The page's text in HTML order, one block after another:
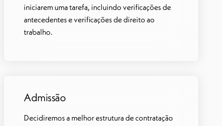
iniciarem uma tarefa, incluindo verificações de
antecedentes e verificações de direito ao
trabalho.
Admissão
Decidiremos a melhor estrutura de contratação